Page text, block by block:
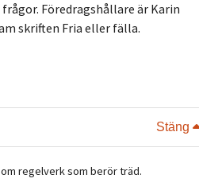
Föredragshållare är Karin
skriften Fria eller fälla.
Stäng
regelverk som berör träd.